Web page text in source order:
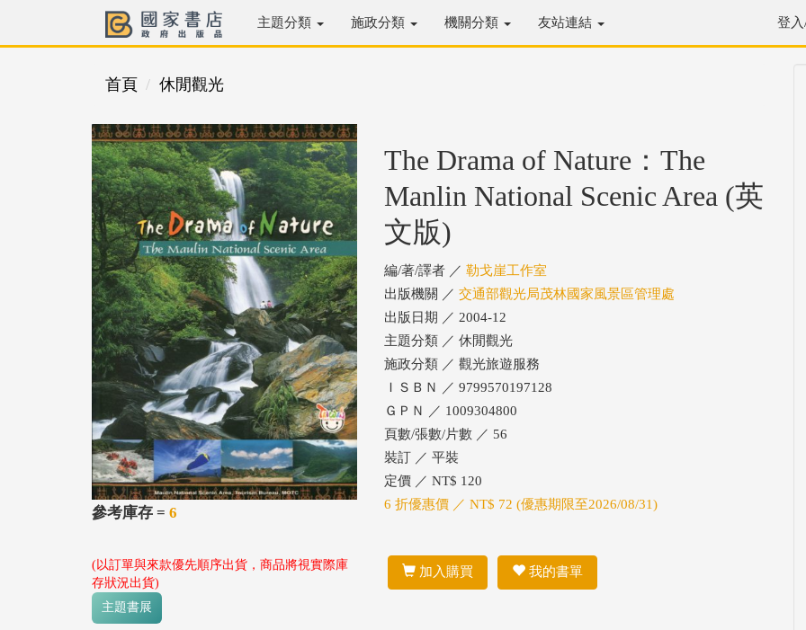
主題分類 施政分類 機關分類 友站連結 登
首頁 休閒觀光
參考庫存 = 6
(以訂單與來款優先順序出貨，商品將視實際庫
存狀況出貨)
主題書展
The Drama of Nature：The
Manlin National Scenic Area (英
文版)
編/著/譯者 ／ 勒戈崖工作室
出版機關 ／ 交通部觀光局茂林國家風景區管理處
出版日期 ／ 2004-12
主題分類 ／ 休閒觀光
施政分類 ／ 觀光旅遊服務
ＩＳＢＮ ／ 9799570197128
ＧＰＮ ／ 1009304800
頁數/張數/片數 ／ 56
裝訂 ／ 平裝
定價 ／ NT$ 120
6 折優惠價 ／ NT$ 72 (優惠期限至2026/08/31)
加入購買 我的書單